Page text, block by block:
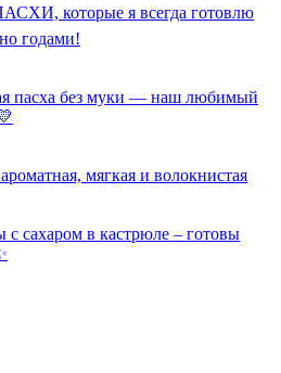
которые я всегда готовлю
годами!
пасха без муки — наш любимый
мягкая и волокнистая
сахаром в кастрюле – готовы